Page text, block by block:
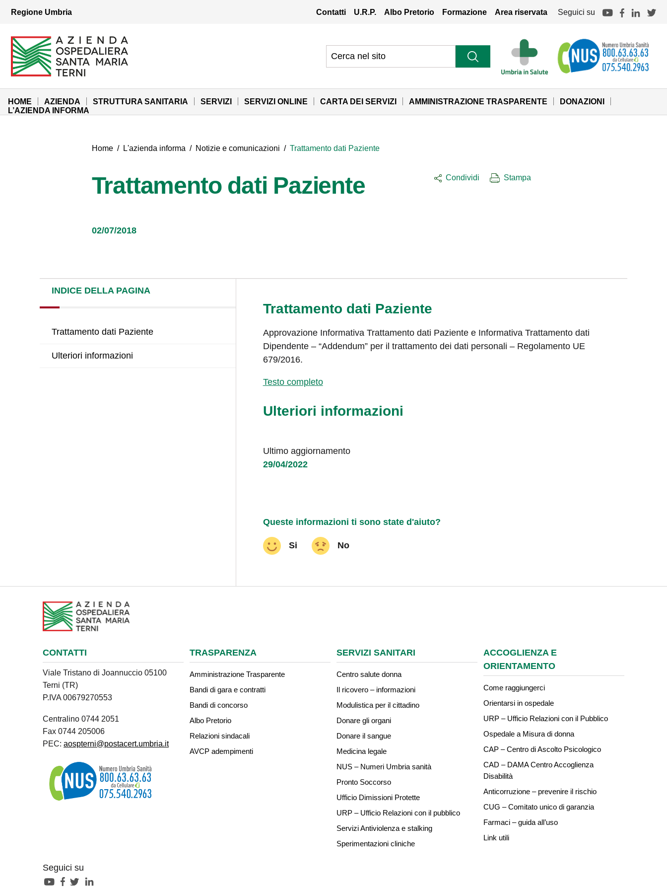
Vai al menu di navigazione
Regione Umbria Contatti U.R.P. Albo Pretorio Formazione Area riservata Seguici su
Azienda Ospedaliera Santa Maria di Terni
Sito Istituzionale
HOME AZIENDA STRUTTURA SANITARIA SERVIZI SERVIZI ONLINE CARTA DEI SERVIZI AMMINISTRAZIONE TRASPARENTE
DONAZIONI
L’AZIENDA INFORMA
Home / L'azienda informa / Notizie e comunicazioni / Trattamento dati Paziente
Trattamento dati Paziente
02/07/2018
Condividi Stampa
INDICE DELLA PAGINA
Trattamento dati Paziente
Ulteriori informazioni
Trattamento dati Paziente
Approvazione Informativa Trattamento dati Paziente e Informativa Trattamento dati
Dipendente – “Addendum” per il trattamento dei dati personali – Regolamento UE
679/2016.
Testo completo
Ulteriori informazioni
Ultimo aggiornamento
29/04/2022
Queste informazioni ti sono state d'aiuto?
Si No
CONTATTI
Viale Tristano di Joannuccio 05100
Terni (TR)
P.IVA 00679270553
Centralino 0744 2051
Fax 0744 205006
PEC: aospterni@postacert.umbria.it
Seguici su
TRASPARENZA
Amministrazione Trasparente
Bandi di gara e contratti
Bandi di concorso
Albo Pretorio
Relazioni sindacali
AVCP adempimenti
SERVIZI SANITARI
Centro salute donna
Il ricovero – informazioni
Modulistica per il cittadino
Donare gli organi
Donare il sangue
Medicina legale
NUS – Numeri Umbria sanità
Pronto Soccorso
Ufficio Dimissioni Protette
URP – Ufficio Relazioni con il pubblico
Servizi Antiviolenza e stalking
Sperimentazioni cliniche
ACCOGLIENZA E
ORIENTAMENTO
Come raggiungerci
Orientarsi in ospedale
URP – Ufficio Relazioni con il Pubblico
Ospedale a Misura di donna
CAP – Centro di Ascolto Psicologico
CAD – DAMA Centro Accoglienza
Disabilità
Anticorruzione – prevenire il rischio
CUG – Comitato unico di garanzia
Farmaci – guida all’uso
Link utili